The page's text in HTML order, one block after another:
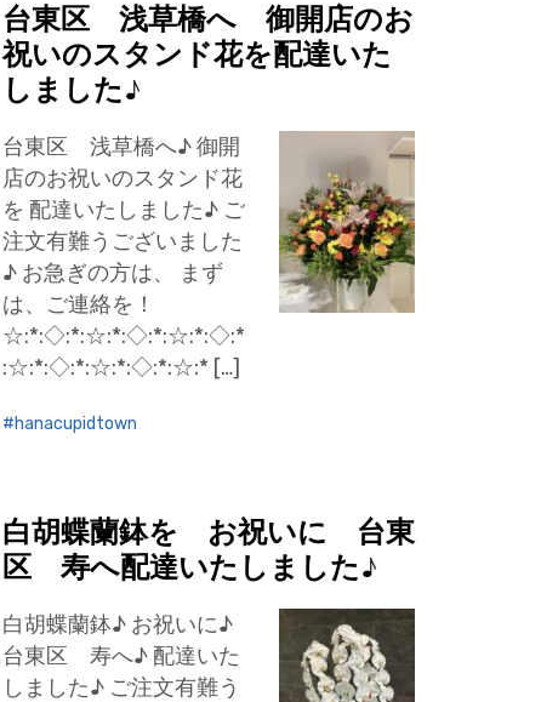
台東区 浅草橋へ 御開店のお
祝いのスタンド花を配達いた
しました♪
台東区 浅草橋へ♪ 御開
店のお祝いのスタンド花
を 配達いたしました♪ ご
注文有難うございました
♪ お急ぎの方は、 まず
は、ご連絡を！
☆:*:◇:*:☆:*:◇:*:☆:*:◇:*
:☆:*:◇:*:☆:*:◇:*:☆:* […]
hanacupidtown
白胡蝶蘭鉢を お祝いに 台東
区 寿へ配達いたしました♪
白胡蝶蘭鉢♪ お祝いに♪
台東区 寿へ♪ 配達いた
しました♪ ご注文有難う